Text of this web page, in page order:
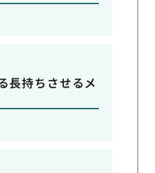
長持ちさせるメ